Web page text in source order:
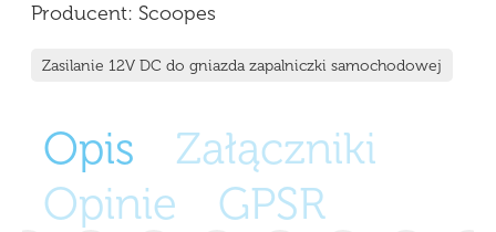
Producent: Scoopes
Zasilanie 12V DC do gniazda zapalniczki samochodowej
Opis
Załączniki
Opinie
GPSR